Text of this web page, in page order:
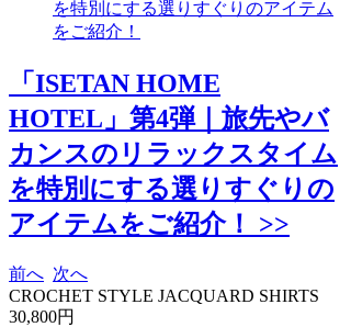
を特別にする選りすぐりのアイテム
をご紹介！
「ISETAN HOME
HOTEL」第4弾｜旅先やバ
カンスのリラックスタイム
を特別にする選りすぐりの
アイテムをご紹介！ >>
前へ 次へ
CROCHET STYLE JACQUARD SHIRTS
30,800円